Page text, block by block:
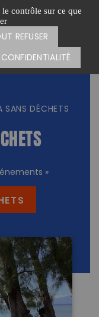
contrôle sur ce que
REFUSER
UN DON
SANS DÉCHETS
»